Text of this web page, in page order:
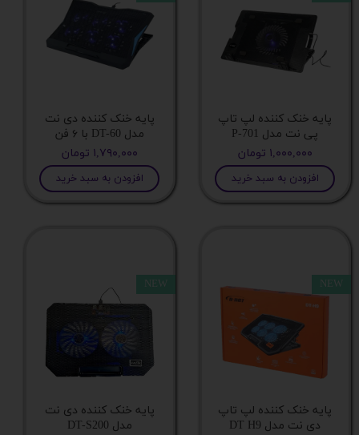
سایر مشخصات
تکنولوژی ساخت صفحه
پنل
نوع پایه ها
مدل صفحه
نوع صفحه نمایش
رنگ مانیتور
تعداد پورت USB 2
پایه خنک کننده لپ تاپ
پی نت مدل P-701
۱,۰۰۰,۰۰۰ تومان
افزودن به سبد خرید
پایه خنک کننده دی نت
مدل DT-60 با ۶ فن
۱,۷۹۰,۰۰۰ تومان
افزودن به سبد خرید
پایه خنک کننده لپ تاپ
دی نت مدل DT H9
NEW
پایه خنک کننده دی نت
مدل DT-S200
NEW